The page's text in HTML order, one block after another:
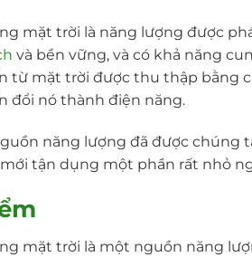
mặt trời là năng lượng được
và bền vững, và có khả năng
từ mặt trời được thu thập bằng
đổi nó thành điện năng.
năng lượng đã được chúng
tận dụng một phần rất nhỏ
mặt trời là một nguồn năng